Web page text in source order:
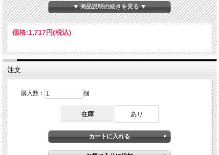
のバンド、クレヨンズによるこの時のためだけの曲The Ryde Dyvine、やはりプリ
ンスと付き合っていたカルメン・エレクトラのGet On Upでの群舞、そして最高に
ファンキーなPファンク軍団は、おそらくプリンスのインプットがあるだろうGet
Satisfiedを披露、ロージー・ゲインズのMy Tender Heart、メイビス・ステイプル
スのYou Will Be Movedの2曲も共に感動的です。尚当時のヴォルトもトロイが紹
のパフォでは、おしとやかなマイテがいますが、プリンスとゲームボーイズのダン
スに触発され颯爽と妖艶でスピーディーな踊りを魅せ、観客を驚かせます。その
Sexy M.F.ではテレビ放送されているからかファッカーという言葉が使われず奇妙
なボーカルに聞えます。金色のマスクを被り崩して歌われるEye Wanna Melt With
バージョンです。そして白の衣装で統一したこの時ならではのThe Sacrifice Of
Victorのファンキーな演奏はトニーMもラップをスリリングに展開させていて必見
です。エンディングでNPGホーンズ中心のThe Maxのジャズ・バージョンがプレイ
されています。そしてAct 1ツアー開始直前にロスのグラムスラムで行われたライ
ブからMy Name Is Prince、関係者が撮影したワンカメラのプロショット、3分半で
途中で終わってしまいますがこれは大変貴重です。アルセニオホール1993も過去
最高のブルーレイ・クオリティで収録。My Name Is Princeでは怒りに満ちた簾帽
のオイルで焼いて不満を表明、崩してプリンスが歌うThe Morning Paperではマイ
▼ 商品説明の続きを見る ▼
価格:1,717円(税込)
注文
購入数： 個
在庫 あり